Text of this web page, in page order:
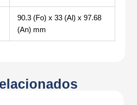
90.3 (Fo) x 33 (Al) x 97.68
(An) mm